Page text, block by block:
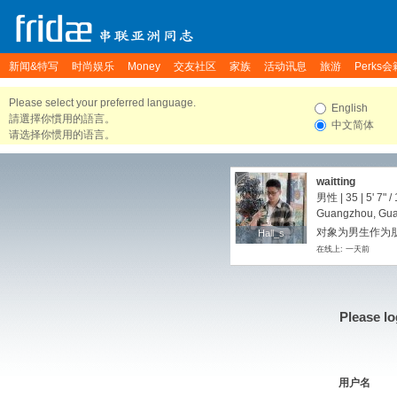
新闻&特写 时尚娱乐 Money 交友社区 家族 活动讯息 旅游 Perks会
Please select your preferred language.
請選擇你慣用的語言。
请选择你惯用的语言。
English
中文简体
Hall_s
Hall_s
waitting
男性 | 35 | 5' 7" /
Guangzhou,
对象为男生作为
在线上: 一天前
Please
用户名